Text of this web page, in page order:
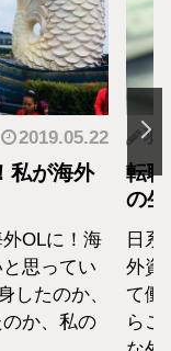
2019.05.22
私が海外
OLに！海
思ってい
したのか、
か、私の
羽
転
の
日
外資
て働
らこ